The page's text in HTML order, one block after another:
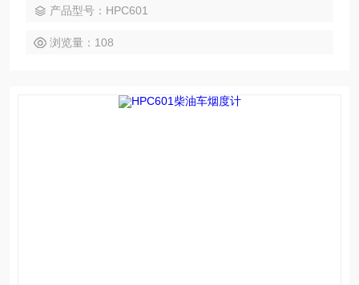
871.13-2006的测试要求。
产品型号：HPC601
浏览量：108